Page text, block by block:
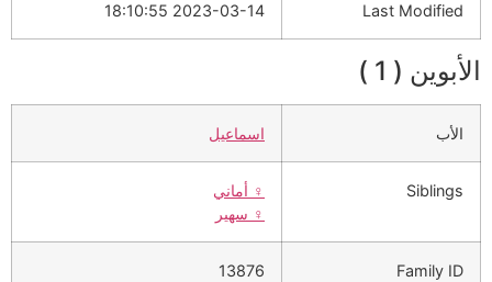
Last Modified
2023-03-14 18:10:55
الأبوين ( 1 )
الأب اسماعيل
Siblings
♀️ أماني
♀️ سهير
Family ID
13876